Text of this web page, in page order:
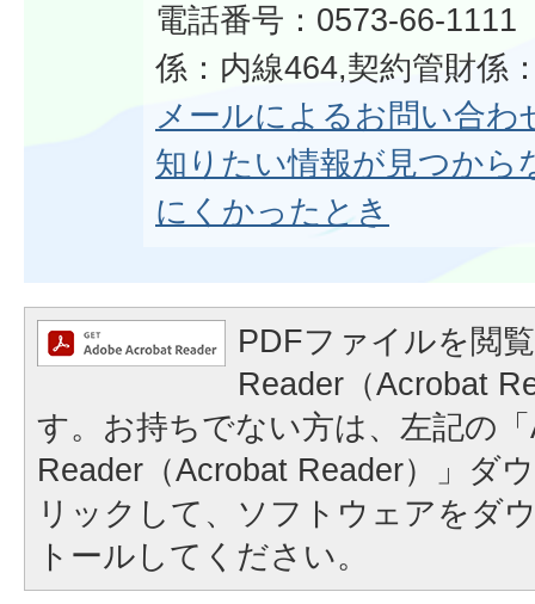
電話番号：0573-66-1111
係：内線464,契約管財係
メールによるお問い合わ
知りたい情報が見つから
にくかったとき
PDFファイルを閲
Reader（Acrobat
す。お持ちでない方は、左記の
Reader（Acrobat Reader）」ダ
リックして、ソフトウェアをダ
トールしてください。